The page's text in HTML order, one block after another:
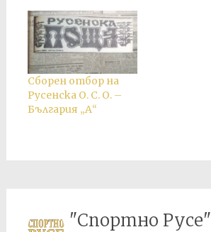
Сборен отбор на
Русенска О. С. О. –
България „А“
"Спортно Русе"